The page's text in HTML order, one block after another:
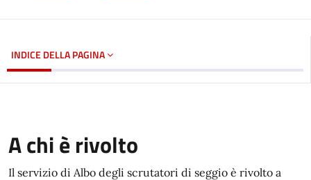
INDICE DELLA PAGINA
A chi è rivolto
Il servizio di Albo degli scrutatori di seggio è rivolto a